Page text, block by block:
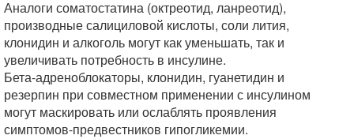
Аналоги соматостатина (октреотид, ланреотид),
производные салициловой кислоты, соли лития,
клонидин и алкоголь могут как уменьшать, так и
увеличивать потребность в инсулине.
Бета-адреноблокаторы, клонидин, гуанетидин и
резерпин при совместном применении с инсулином
могут маскировать или ослаблять проявления
симптомов-предвестников гипогликемии.